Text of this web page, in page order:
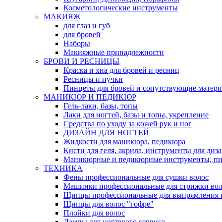
Косметологические инструменты
МАКИЯЖ
для глаз и губ
для бровей
Наборы
Макияжные принадлежности
БРОВИ И РЕСНИЦЫ
Краска и хна для бровей и ресниц
Ресницы и пучки
Пинцеты для бровей и сопутствующие
МАНИКЮР И ПЕДИКЮР
Гель-лаки, базы, топы
Лаки для ногтей, базы и топы, укрепление
Средства по уходу за кожей рук и ног
ДИЗАЙН ДЛЯ НОГТЕЙ
Жидкости для маникюра, педикюра
Кисти для геля, акрила, инструменты для
Маникюрные и педикюрные инструменты,
ТЕХНИКА
Фены профессиональные для сушки волос
Машинки профессиональные для стрижки
Щипцы профессиональные для выпрямления
Щипцы для волос "гофре"
Плойки для волос